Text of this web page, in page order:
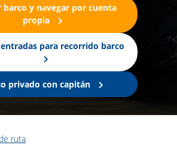
barco y navegar por cuenta
propia
para recorrido barco
privado con capitán
ruta